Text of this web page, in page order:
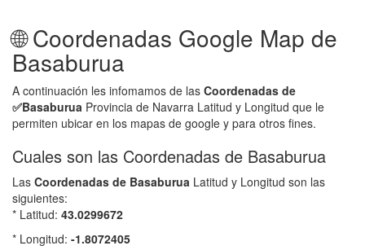
🌐 Coordenadas Google Map de
Basaburua
A continuación les infomamos de las Coordenadas de
✅Basaburua Provincia de Navarra Latitud y Longitud que le
permiten ubicar en los mapas de google y para otros fines.
Cuales son las Coordenadas de Basaburua
Las Coordenadas de Basaburua Latitud y Longitud son las
siguientes:
* Latitud: 43.0299672
* Longitud: -1.8072405